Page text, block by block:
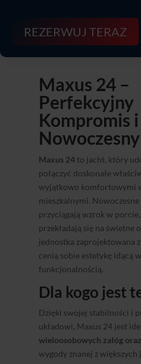
REZERWUJ TERAZ
Maxus 24 –
Perfekcyjny
Kompromis i
Maxus 24to jacht, który
połączyć doskonałe
wyjątkowo komfortowymi
mieszkalnymi.
przyciągają wzrok w
przekładają się na świetne
jednostka zaprojektowana
cenią sobie estetykę idącą
funkcjonalnością.
Dla kogo jest
Dzięki swojej stabilności i
układowi, Maxus 24 jest
wieloosobowych załóg
wygody znanej z większych